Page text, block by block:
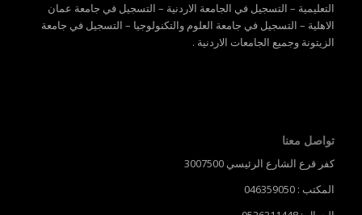
التعليمية – التسجيل في الجامعة الاردنية – التسجيل في جامعة عمان
الاهلية – التسجيل في جامعة العلوم والتكنولوجيا – التسجيل في جامعة
الزيتونة وجميع الجامعات الاردنية .
تواصل معنا
كفر قرع الشارع الرئيسي 3007500
المكتب : 046359050